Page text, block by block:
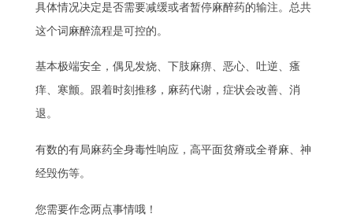
具体情况决定是否需要减缓或者暂停麻醉药的输注。总共
这个词麻醉流程是可控的。
基本极端安全，偶见发烧、下肢麻痹、恶心、吐逆、瘙
痒、寒颤。跟着时刻推移，麻药代谢，症状会改善、消
退。
有数的有局麻药全身毒性响应，高平面贫瘠或全脊麻、神
经毁伤等。
您需要作念两点事情哦！